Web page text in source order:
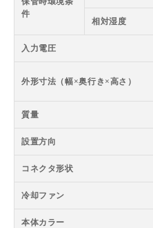
件
相対湿度
入力電圧
外形寸法（幅×奥行き×高さ）
質量
設置方向
コネクタ形状
冷却ファン
本体カラー